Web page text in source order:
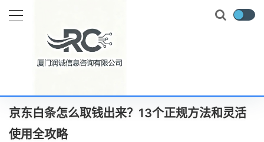
当前位置： 首页 知识百科
京东白条怎么取钱出来？13个正规方法和灵活
使用全攻略